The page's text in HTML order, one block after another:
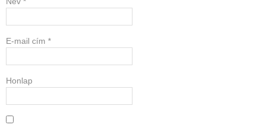
E-mail cím *
Honlap